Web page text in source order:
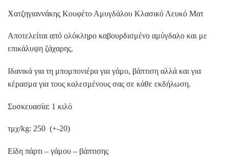
Χατζηγιαννάκης Κουφέτο Αμυγδάλου Κλασικό Λευκό Ματ
Αποτελείται από ολόκληρο καβουρδισμένο αμύγδαλο και με
επικάλυψη ζάχαρης.
Ιδανικά για τη μπομπονιέρα για γάμο, βάπτιση αλλά και για
κέρασμα για τους καλεσμένους σας σε κάθε εκδήλωση.
Συσκευασία: 1 κιλό
τμχ/kg: 250 (+-20)
Είδη πάρτι – γάμου – βάπτισης